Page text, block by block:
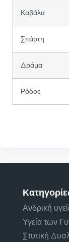
Καβάλα
Σπάρτη
Δράμα
Ρόδος
Ανδρική
Υγεία των
Στυτική